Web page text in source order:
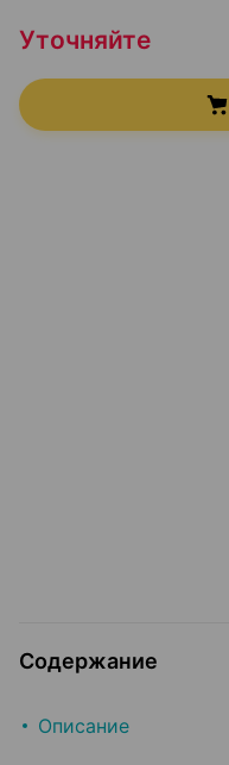
Уточняйте
Содержание
Описание